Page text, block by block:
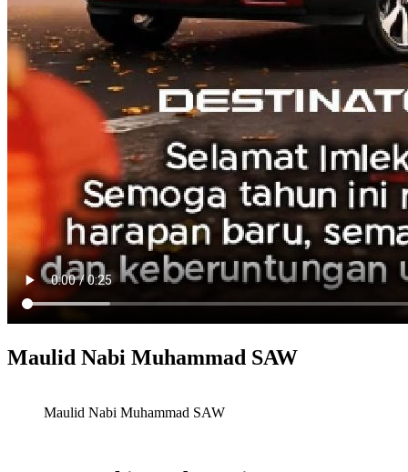
Maulid Nabi Muhammad SAW
Maulid Nabi Muhammad SAW